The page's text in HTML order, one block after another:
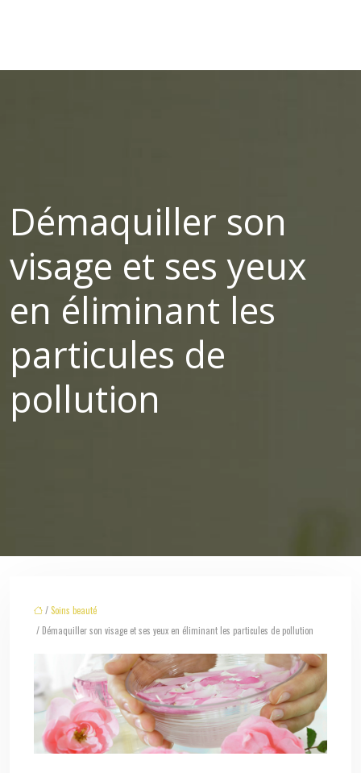
Démaquiller son
visage et ses yeux
en éliminant les
particules de
pollution
/ Soins beauté
/ Démaquiller son visage et ses yeux en éliminant les particules de pollution